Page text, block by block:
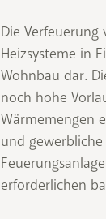
Die Verfeuerung
Heizsysteme in
Wohnbau dar.
noch hohe
Wärmemengen
und gewerbliche
erforderlichen